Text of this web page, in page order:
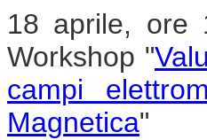
18 aprile, ore
Workshop "
campi
Magnetica"